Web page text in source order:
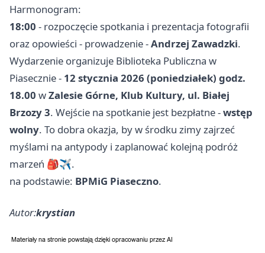
Harmonogram:
18:00 - rozpoczęcie spotkania i prezentacja fotografii
oraz opowieści - prowadzenie -Andrzej Zawadzki.
Wydarzenie organizuje Biblioteka Publiczna w
Piasecznie - 12 stycznia 2026 (poniedziałek) godz.
18.00 wZalesie Górne, Klub Kultury, ul. Białej
Brzozy 3. Wejście na spotkanie jest bezpłatne -wstęp
wolny. To dobra okazja, by w środku zimy zajrzeć
myślami na antypody i zaplanować kolejną podróż
marzeń 🎒✈️.
na podstawie: BPMiG Piaseczno.
Autor:krystian